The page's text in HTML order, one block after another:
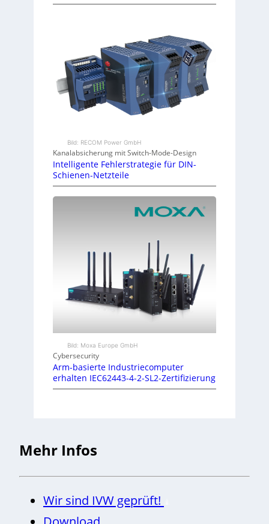
Bild: RECOM Power GmbH
Kanalabsicherung mit Switch-Mode-Design
Intelligente Fehlerstrategie für DIN-
Schienen-Netzteile
Bild: Moxa Europe GmbH
Cybersecurity
Arm-basierte Industriecomputer
erhalten IEC62443-4-2-SL2-Zertifizierung
Mehr Infos
Wir sind IVW geprüft!